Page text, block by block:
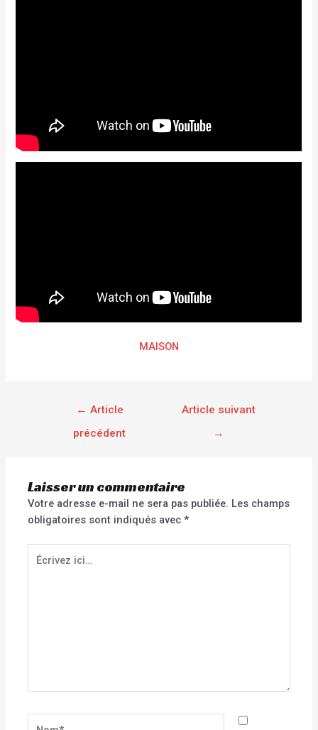
MAISON
← Article
précédent
Article suivant
→
Laisser un commentaire
Votre adresse e-mail ne sera pas publiée. Les champs
obligatoires sont indiqués avec*
Écrivez
ici…